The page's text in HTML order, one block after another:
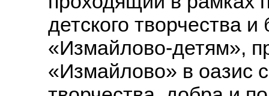
детского творчества
«Измайлово-детям»,
«Измайлово» в оазис